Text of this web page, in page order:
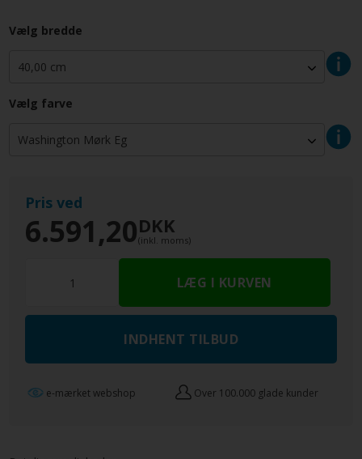
Vælg bredde
Vælg farve
Pris ved
6.591,20DKK
(inkl. moms)
INDHENT TILBUD
e-mærket webshop Over 100.000 glade kunder